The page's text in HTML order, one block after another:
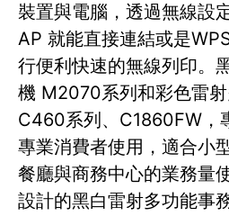
裝置與電腦，透過無線設
AP 就能直接連結或是
行便利快速的無線列印。
機 M2070系列和彩色雷
C460系列、C1860FW，
專業消費者使用，適合小
餐廳與商務中心的業務量
設計的黑白雷射多功能事